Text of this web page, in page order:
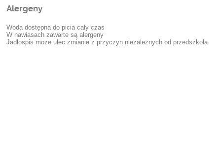
Alergeny
Woda dostępna do picia cały czas
W nawiasach zawarte są alergeny
Jadłospis może ulec zmianie z przyczyn niezależnych od przedszkola